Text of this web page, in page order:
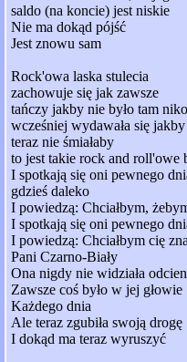
saldo (na koncie) jest niskie
Nie ma dokąd pójść
Jest znowu sam
Rock'owa laska stulecia
zachowuje się jak zawsze
tańczy jakby nie było tam
wcześniej wydawała się
teraz nie śmiałaby
to jest takie rock and roll'owe
I spotkają się oni pewnego
gdzieś daleko
I powiedzą: Chciałbym,
I spotkają się oni pewnego
I powiedzą: Chciałbym cię
Pani Czarno-Biały
Ona nigdy nie widziała
Zawsze coś było w jej głowie
Każdego dnia
Ale teraz zgubiła swoją drogę
I dokąd ma teraz wyruszyć